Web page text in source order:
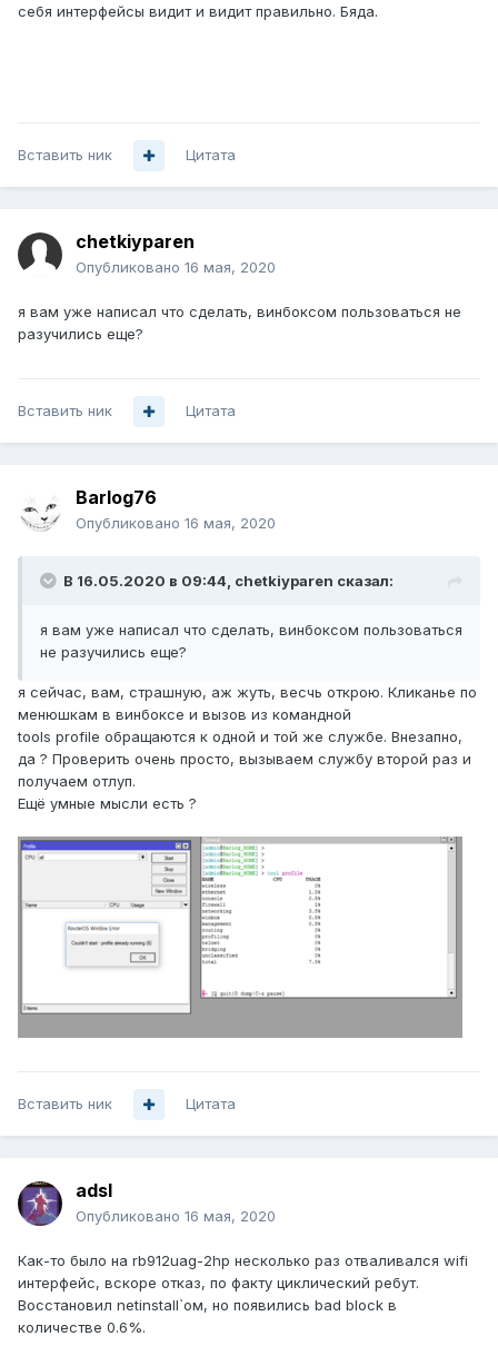
себя интерфейсы видит и видит правильно. Бяда.
Вставить ник Цитата
chetkiyparen
Опубликовано 16 мая, 2020
я вам уже написал что сделать, винбоксом пользоваться не
разучились еще?
Вставить ник Цитата
Barlog76
Опубликовано 16 мая, 2020
В 16.05.2020 в 09:44, chetkiyparen сказал:
я вам уже написал что сделать, винбоксом пользоваться
не разучились еще?
я сейчас, вам, страшную, аж жуть, весчь открою. Кликанье по
менюшкам в винбоксе и вызов из командной
tools profile обращаются к одной и той же службе. Внезапно,
да ? Проверить очень просто, вызываем службу второй раз и
получаем отлуп.
Ещё умные мысли есть ?
Вставить ник Цитата
adsl
Опубликовано 16 мая, 2020
Как-то было на rb912uag-2hp несколько раз отваливался wifi
интерфейс, вскоре отказ, по факту циклический ребут.
Восстановил netinstall`ом, но появились bad block в
количестве 0.6%.